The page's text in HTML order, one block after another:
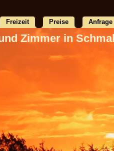
Freizeit Preise Anfrage
Zimmer in